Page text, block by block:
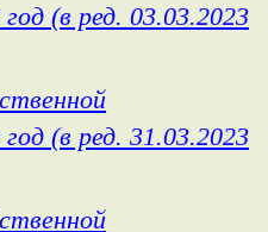
(в ред. 03.03.2023
(в ред. 31.03.2023